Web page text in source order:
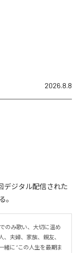
2026.8.8
デジタル配信された
。
のみ歌い、大切に温め
、夫婦、家族、親友、
緒に “この人生を最期ま